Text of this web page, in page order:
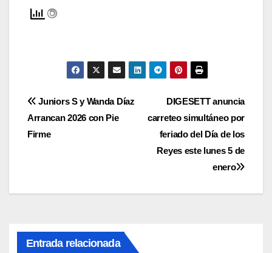
Navegación
de
DIGESETT anuncia
carreteo simultáneo por
feriado del Día de los
Reyes este lunes 5 de
enero
Juniors S y Wanda Díaz
Arrancan 2026 con Pie
Firme
Entrada relacionada